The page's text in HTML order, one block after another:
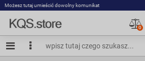
Możesz tutaj umieścić dowolny komunikat
0